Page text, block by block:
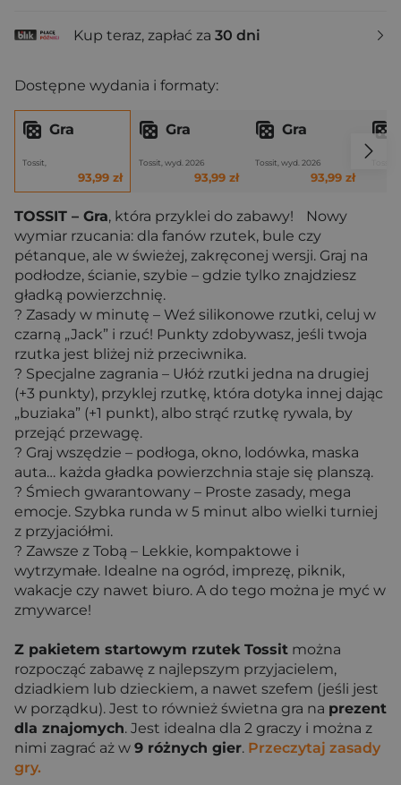
Kup teraz, zapłać za 30 dni
Dostępne wydania i formaty:
Gra
Tossit,
93,99 zł
Gra
Tossit, wyd. 2026
93,99 zł
Gra
Tossit, wyd. 2026
93,99 zł
TOSSIT – Gra, która przyklei do zabawy! Nowy
wymiar rzucania: dla fanów rzutek, bule czy
pétanque, ale w świeżej, zakręconej wersji. Graj na
podłodze, ścianie, szybie – gdzie tylko znajdziesz
gładką powierzchnię.
? Zasady w minutę – Weź silikonowe rzutki, celuj w
czarną „Jack” i rzuć! Punkty zdobywasz, jeśli twoja
rzutka jest bliżej niż przeciwnika.
? Specjalne zagrania – Ułóż rzutki jedna na drugiej
(+3 punkty), przyklej rzutkę, która dotyka innej dając
„buziaka” (+1 punkt), albo strąć rzutkę rywala, by
przejąć przewagę.
? Graj wszędzie – podłoga, okno, lodówka, maska
auta… każda gładka powierzchnia staje się planszą.
? Śmiech gwarantowany – Proste zasady, mega
emocje. Szybka runda w 5 minut albo wielki turniej
z przyjaciółmi.
? Zawsze z Tobą – Lekkie, kompaktowe i
wytrzymałe. Idealne na ogród, imprezę, piknik,
wakacje czy nawet biuro. A do tego można je myć w
zmywarce!
Z pakietem startowym rzutek Tossit można
rozpocząć zabawę z najlepszym przyjacielem,
dziadkiem lub dzieckiem, a nawet szefem (jeśli jest
w porządku). Jest to również świetna gra na prezent
dla znajomych. Jest idealna dla 2 graczy i można z
nimi zagrać aż w 9 różnych gier. Przeczytaj zasady
gry.